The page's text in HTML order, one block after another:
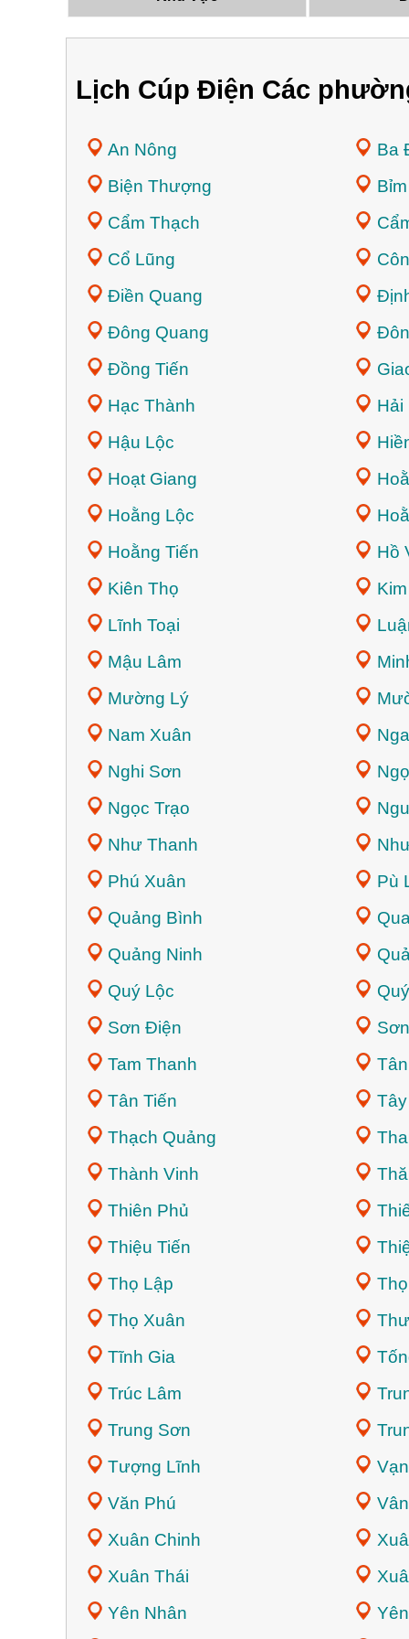
Lịch Cúp Điện Các
An Nông Ba
Biện Thượng
Cẩm Thạch
Cổ Lũng
Điền Quang
Đông Quang
Đồng Tiến
Hạc Thành
Hải
Hậu Lộc
Hoạt Giang
Hoằng Lộc
Hoằng Tiến
Hồ
Kiên Thọ
Lĩnh Toại
Mậu Lâm
Mường Lý
Nam Xuân
Nghi Sơn
Ngọc Trạo
Như Thanh
Phú Xuân
Pù
Quảng Bình
Quảng Ninh
Quý Lộc
Sơn Điện
Tam Thanh
Tân Tiến
Thạch Quảng
Thành Vinh
Thiên Phủ
Thiệu Tiến
Thọ Lập
Thọ Xuân
Tĩnh Gia
Trúc Lâm
Trung Sơn
Tượng Lĩnh
Văn Phú
Xuân Chinh
Xuân Thái
Yên Nhân